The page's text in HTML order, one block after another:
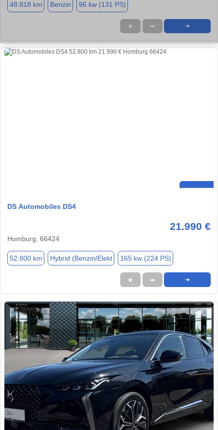
48.818 km Benzin 96 kw (131 PS)
★ ➦ ➜
DS Automobiles DS4
21.990 €
Homburg, 66424
52.800 km Hybrid (Benzin/Elekt 165 kw (224 PS)
★ ➦ ➜